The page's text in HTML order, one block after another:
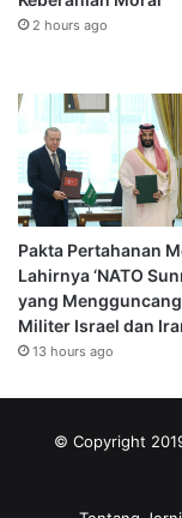
2 hours ago
Pakta Pertahanan
Lahirnya ‘NATO
yang
Militer Israel dan
13 hours ago
© Copyright